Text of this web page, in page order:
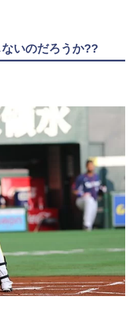
いのだろうか??